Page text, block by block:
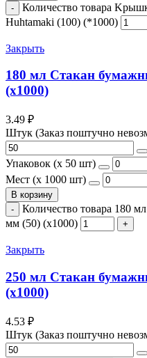
Количество товара
Huhtamaki (100) (*1000)
Закрыть
180 мл Стакан
(х1000)
3.49 ₽
Штук (Заказ поштучно
Упаковок (x 50 шт)
Мест (x 1000 шт)
В корзину
Количество товара 180
мм (50) (х1000)
Закрыть
250 мл Стакан
(х1000)
4.53 ₽
Штук (Заказ поштучно